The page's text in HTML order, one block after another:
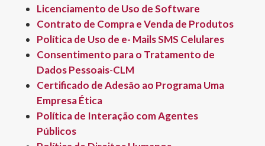
Licenciamento de Uso de Software
Contrato de Compra e Venda de Produtos
Política de Uso de e- Mails SMS Celulares
Consentimento para o Tratamento de
Dados Pessoais-CLM
Certificado de Adesão ao Programa Uma
Empresa Ética
Política de Interação com Agentes
Públicos